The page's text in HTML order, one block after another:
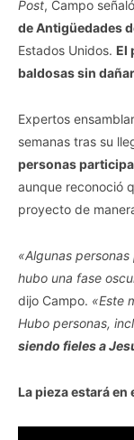
Post, Campo
de Antigüedades
Estados Unidos. El
baldosas sin
Expertos
semanas tras su
personas
aunque reconoció
proyecto de
«Algunas
hubo una fase
dijo Campo. «Este
Hubo personas,
siendo fieles a
La pieza estará